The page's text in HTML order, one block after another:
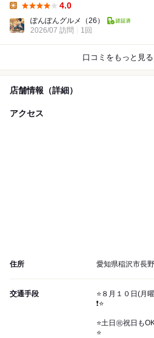
4.0
ぽんぽんグルメ
（26）
2026/07 訪問
1回
口コミをもっと見る
店舗情報（詳細）
アクセス
住所 愛知県稲沢市長
交通手段
⭐️８月１０日(月
❗️⭐️
⭐️土日㊗️祝日も
⭐️